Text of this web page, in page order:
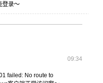
登录～
09:34
failed: No route to